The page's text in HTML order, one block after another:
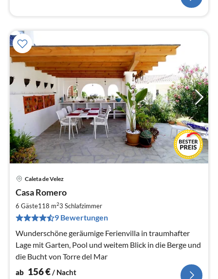
Caleta de Velez
Casa Romero
6 Gäste118 m23 Schlafzimmer
9 Bewertungen
Wunderschöne geräumige Ferienvilla in traumhafter
Lage mit Garten, Pool und weitem Blick in die Berge und
die Bucht von Torre del Mar
ab 156€/ Nacht